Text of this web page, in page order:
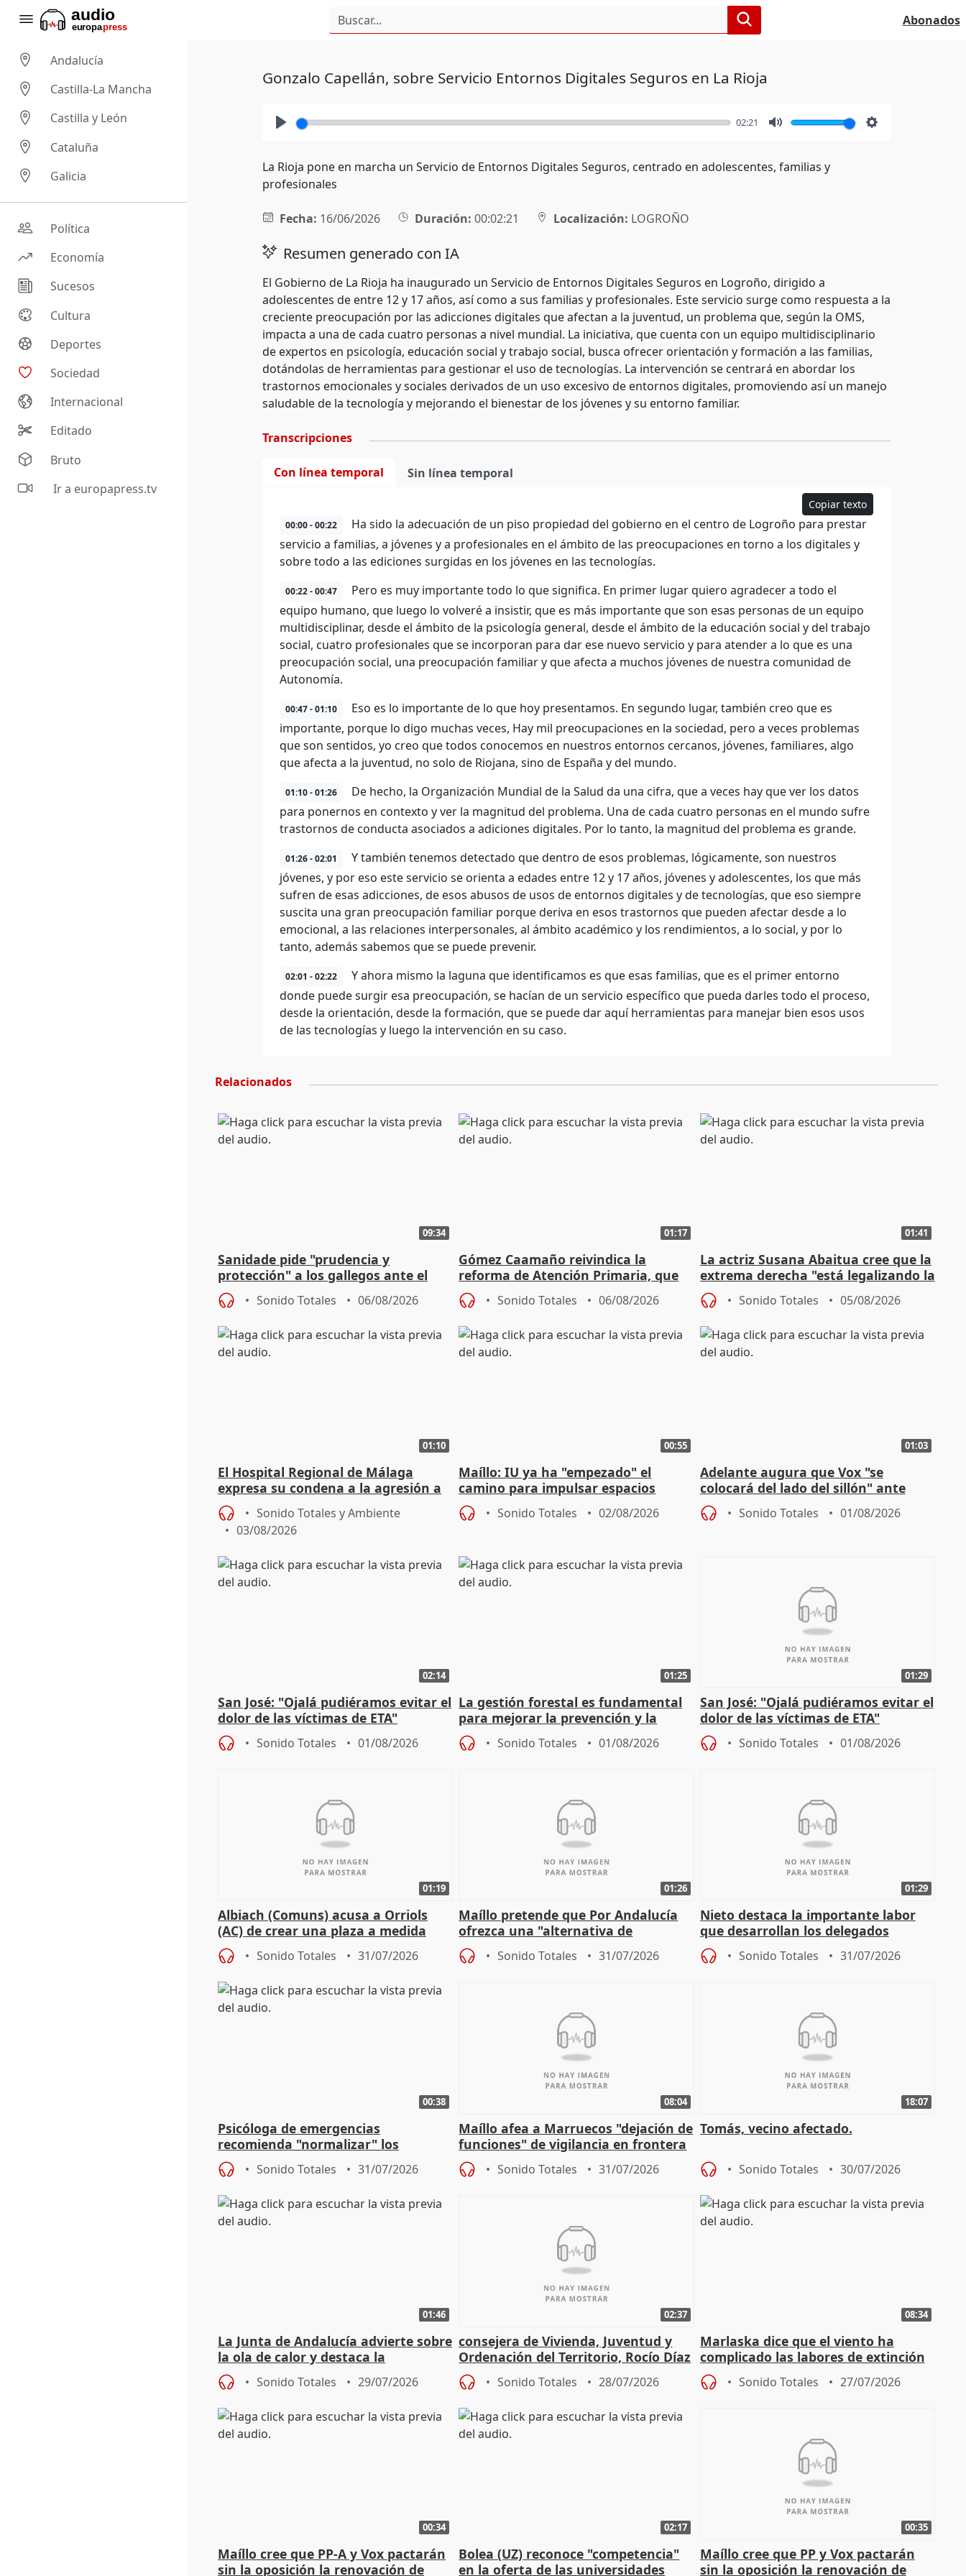
Abonados
Andalucía
Castilla-La Mancha
Castilla y León
Cataluña
Galicia
Política
Economía
Sucesos
Cultura
Deportes
Sociedad
Internacional
Editado
Bruto
Ir a europapress.tv
Gonzalo Capellán, sobre Servicio Entornos Digitales Seguros en La Rioja
02:21
La Rioja pone en marcha un Servicio de Entornos Digitales Seguros, centrado en adolescentes, familias y
profesionales
Fecha: 16/06/2026 Duración: 00:02:21 Localización: LOGROÑO
Resumen generado con IA
El Gobierno de La Rioja ha inaugurado un Servicio de Entornos Digitales Seguros en Logroño, dirigido a
adolescentes de entre 12 y 17 años, así como a sus familias y profesionales. Este servicio surge como respuesta a la
creciente preocupación por las adicciones digitales que afectan a la juventud, un problema que, según la OMS,
impacta a una de cada cuatro personas a nivel mundial. La iniciativa, que cuenta con un equipo multidisciplinario
de expertos en psicología, educación social y trabajo social, busca ofrecer orientación y formación a las familias,
dotándolas de herramientas para gestionar el uso de tecnologías. La intervención se centrará en abordar los
trastornos emocionales y sociales derivados de un uso excesivo de entornos digitales, promoviendo así un manejo
saludable de la tecnología y mejorando el bienestar de los jóvenes y su entorno familiar.
Transcripciones
Con línea temporal Sin línea temporal
Copiar texto
00:00 - 00:22
Ha sido la adecuación de un piso propiedad del gobierno en el centro de Logroño para prestar
servicio a familias, a jóvenes y a profesionales en el ámbito de las preocupaciones en torno a los digitales y
sobre todo a las ediciones surgidas en los jóvenes en las tecnologías.
00:22 - 00:47
Pero es muy importante todo lo que significa. En primer lugar quiero agradecer a todo el
equipo humano, que luego lo volveré a insistir, que es más importante que son esas personas de un equipo
multidisciplinar, desde el ámbito de la psicología general, desde el ámbito de la educación social y del trabajo
social, cuatro profesionales que se incorporan para dar ese nuevo servicio y para atender a lo que es una
preocupación social, una preocupación familiar y que afecta a muchos jóvenes de nuestra comunidad de
Autonomía.
00:47 - 01:10
Eso es lo importante de lo que hoy presentamos. En segundo lugar, también creo que es
importante, porque lo digo muchas veces, Hay mil preocupaciones en la sociedad, pero a veces problemas
que son sentidos, yo creo que todos conocemos en nuestros entornos cercanos, jóvenes, familiares, algo
que afecta a la juventud, no solo de Riojana, sino de España y del mundo.
01:10 - 01:26
De hecho, la Organización Mundial de la Salud da una cifra, que a veces hay que ver los datos
para ponernos en contexto y ver la magnitud del problema. Una de cada cuatro personas en el mundo sufre
trastornos de conducta asociados a adiciones digitales. Por lo tanto, la magnitud del problema es grande.
01:26 - 02:01
Y también tenemos detectado que dentro de esos problemas, lógicamente, son nuestros
jóvenes, y por eso este servicio se orienta a edades entre 12 y 17 años, jóvenes y adolescentes, los que más
sufren de esas adicciones, de esos abusos de usos de entornos digitales y de tecnologías, que eso siempre
suscita una gran preocupación familiar porque deriva en esos trastornos que pueden afectar desde a lo
emocional, a las relaciones interpersonales, al ámbito académico y los rendimientos, a lo social, y por lo
tanto, además sabemos que se puede prevenir.
02:01 - 02:22
Y ahora mismo la laguna que identificamos es que esas familias, que es el primer entorno
donde puede surgir esa preocupación, se hacían de un servicio específico que pueda darles todo el proceso,
desde la orientación, desde la formación, que se puede dar aquí herramientas para manejar bien esos usos
de las tecnologías y luego la intervención en su caso.
Relacionados
09:34
Sanidade pide "prudencia y
protección" a los gallegos ante el
eclipse del 12 de agosto
Sonido Totales 06/08/2026
01:17
Gómez Caamaño reivindica la
reforma de Atención Primaria, que
reforzará la autogestión
Sonido Totales 06/08/2026
01:41
La actriz Susana Abaitua cree que la
extrema derecha "está legalizando la
homofobia"
Sonido Totales 05/08/2026
01:10
El Hospital Regional de Málaga
expresa su condena a la agresión a
dos enfermeras de Urgencias
Sonido Totales y Ambiente
03/08/2026
00:55
Maíllo: IU ya ha "empezado" el
camino para impulsar espacios
unitarios para las municipales
Sonido Totales 02/08/2026
01:03
Adelante augura que Vox "se
colocará del lado del sillón" ante
iniciativas de la oposición
Sonido Totales 01/08/2026
02:14
San José: "Ojalá pudiéramos evitar el
dolor de las víctimas de ETA"
Sonido Totales 01/08/2026
01:25
La gestión forestal es fundamental
para mejorar la prevención y la
actuación frente a incendios
Sonido Totales 01/08/2026
01:29
San José: "Ojalá pudiéramos evitar el
dolor de las víctimas de ETA"
Sonido Totales 01/08/2026
01:19
Albiach (Comuns) acusa a Orriols
(AC) de crear una plaza a medida
para su hija en Ripoll (Girona)
Sonido Totales 31/07/2026
01:26
Maíllo pretende que Por Andalucía
ofrezca una "alternativa de
gobierno" con su labor de oposición
Sonido Totales 31/07/2026
01:29
Nieto destaca la importante labor
que desarrollan los delegados
territoriales de la Junta
Sonido Totales 31/07/2026
00:38
Psicóloga de emergencias
recomienda "normalizar" los
síntomas tras sufrir un incendio
Sonido Totales 31/07/2026
08:04
Maíllo afea a Marruecos "dejación de
funciones" de vigilancia en frontera
con Ceuta
Sonido Totales 31/07/2026
18:07
Tomás, vecino afectado.
Sonido Totales 30/07/2026
01:46
La Junta de Andalucía advierte sobre
la ola de calor y destaca la
importancia de la prevención
Sonido Totales 29/07/2026
02:37
consejera de Vivienda, Juventud y
Ordenación del Territorio, Rocío Díaz
Sonido Totales 28/07/2026
08:34
Marlaska dice que el viento ha
complicado las labores de extinción
durante la madrugada
Sonido Totales 27/07/2026
00:34
Maíllo cree que PP-A y Vox pactarán
sin la oposición la renovación de
02:17
Bolea (UZ) reconoce "competencia"
en la oferta de las universidades
00:35
Maíllo cree que PP y Vox pactarán
sin la oposición la renovación de